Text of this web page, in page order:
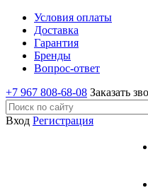
Условия оплаты
Доставка
Гарантия
Бренды
Вопрос-ответ
+7 967 808-68-08 Заказать
Вход Регистрация